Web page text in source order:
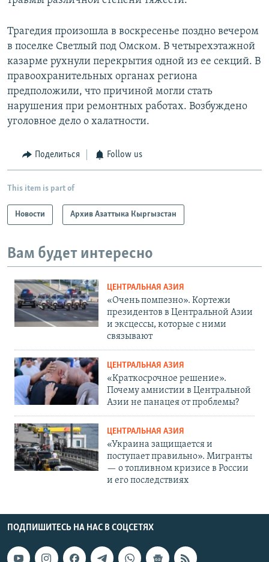
Трагедия произошла в воскресенье поздно вечером
в поселке Светлый под Омском. В четырехэтажной
казарме рухнули перекрытия одной из ее секций. В
правоохранительных органах региона
предположили, что причиной могли стать
нарушения при ремонтных работах. Возбуждено
уголовное дело о халатности.
Поделиться Follow us
This item is part of
Новости Архив Азаттыка Кыргызстан
Вам будет интересно
ЦЕНТРАЛЬНАЯ АЗИЯ
«Очень помпезно». Кортежи
президентов в Центральной Азии
и эксцессы, которые с ними
связывают
ЦЕНТРАЛЬНАЯ АЗИЯ
«Краткосрочное решение».
Почему амнистии в Центральной
Азии не панацея от проблемы?
ЦЕНТРАЛЬНАЯ АЗИЯ
«Украина защищается и
поступает правильно». Мигранты
— о топливном кризисе в России
и его последствиях
ПОДПИШИТЕСЬ НА НАС В СОЦСЕТЯХ